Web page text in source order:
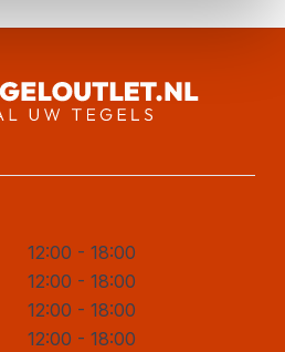
12:00 - 18:00
12:00 - 18:00
12:00 - 18:00
12:00 - 18:00